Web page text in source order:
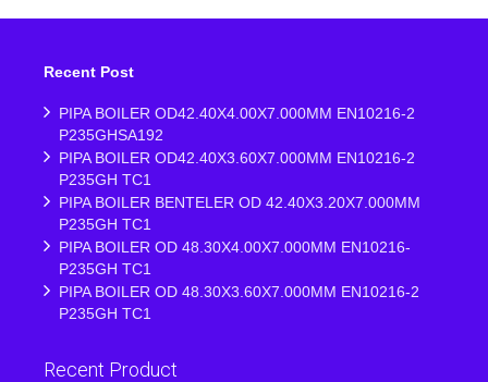
Recent Post
PIPA BOILER OD42.40X4.00X7.000MM EN10216-2
P235GHSA192
PIPA BOILER OD42.40X3.60X7.000MM EN10216-2
P235GH TC1
PIPA BOILER BENTELER OD 42.40X3.20X7.000MM
P235GH TC1
PIPA BOILER OD 48.30X4.00X7.000MM EN10216-
P235GH TC1
PIPA BOILER OD 48.30X3.60X7.000MM EN10216-2
P235GH TC1
Recent Product